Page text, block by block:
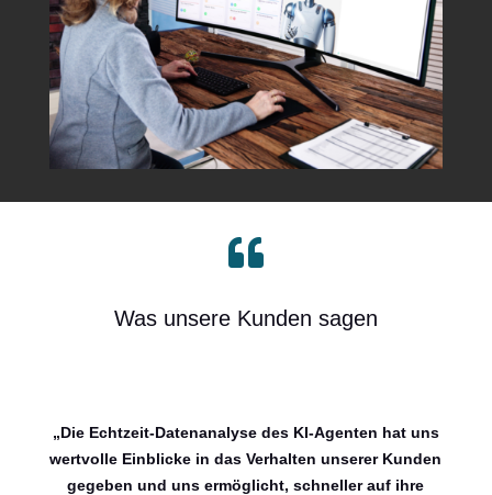

Was unsere Kunden sagen
„Die Echtzeit-Datenanalyse des KI-Agenten hat uns
wertvolle Einblicke in das Verhalten unserer Kunden
gegeben und uns ermöglicht, schneller auf ihre